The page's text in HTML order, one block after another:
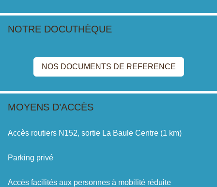
NOTRE DOCUTHÈQUE
NOS DOCUMENTS DE REFERENCE
MOYENS D’ACCÈS
Accès routiers N152, sortie La Baule Centre (1 km)
Parking privé
Accès facilités aux personnes à mobilité réduite